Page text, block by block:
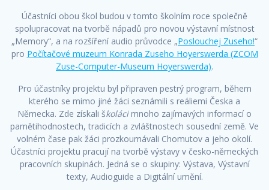
Účastníci obou škol budou v tomto školním roce společně
spolupracovat na tvorbě nápadů pro novou výstavní místnost
„Memory“, a na rozšíření audio průvodce „Poslouchej Zuseho!“
pro Počítačové muzeum Konrada Zuseho Hoyerswerda (ZCOM
Zuse-Computer-Museum Hoyerswerda).
Pro účastníky projektu byl připraven pestrý program, během
kterého se mimo jiné žáci seznámili s reáliemi Česka a
Německa. Zde získali školácimnoho zajímavých informací o
pamětihodnostech, tradicích a zvláštnostech sousední země. Ve
volném čase pak žáci prozkoumávali Chomutov a jeho okolí.
Účastníci projektu pracují na tvorbě výstavy v česko-německých
pracovních skupinách. Jedná se o skupiny: Výstava, Výstavní
texty, Audioguide a Digitální umění.